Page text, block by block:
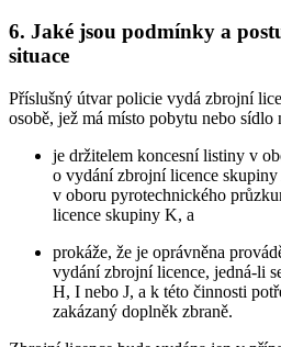
6. Jaké jsou podmínky a
situace
Příslušný útvar policie vydá zbrojní
osobě, jež má místo pobytu nebo sídlo
je držitelem koncesní listiny v
o vydání zbrojní licence
v oboru pyrotechnického
licence skupiny K, a
prokáže, že je oprávněna
vydání zbrojní licence, jedná-li
H, I nebo J, a k této činnosti
zakázaný doplněk zbraně.